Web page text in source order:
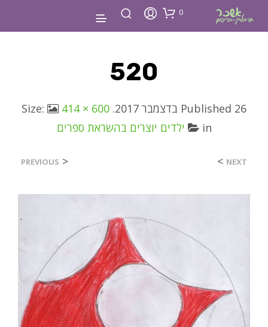
0
520
Published 26 בדצמבר 2017 . Size:
414 × 600
in
ילדים יוצרים בהשראת ספרים
<
PREVIOUS NEXT
>